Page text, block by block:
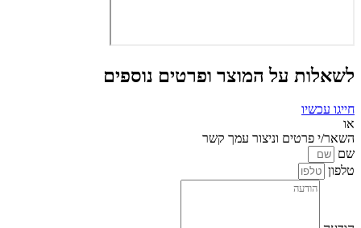
לשאלות על המוצר ופרטים נוספים
חייגו עכשיו
או
השאר/י פרטים וניצור עמך קשר
שם
טלפון